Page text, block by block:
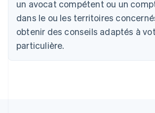
un avocat compétent ou un
dans le ou les territoires
obtenir des conseils adaptés à
particulière.
Português English
Bulgarie
English
EnglishFrançais
Chine continentale